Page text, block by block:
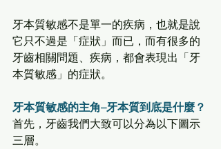
牙本質敏感不是單一的疾病，也就是說
它只不過是「症狀」而已，而有很多的
牙齒相關問題、疾病，都會表現出「牙
本質敏感」的症狀。
牙本質敏感的主角–牙本質到底是什麼？
首先，牙齒我們大致可以分為以下圖示
三層。